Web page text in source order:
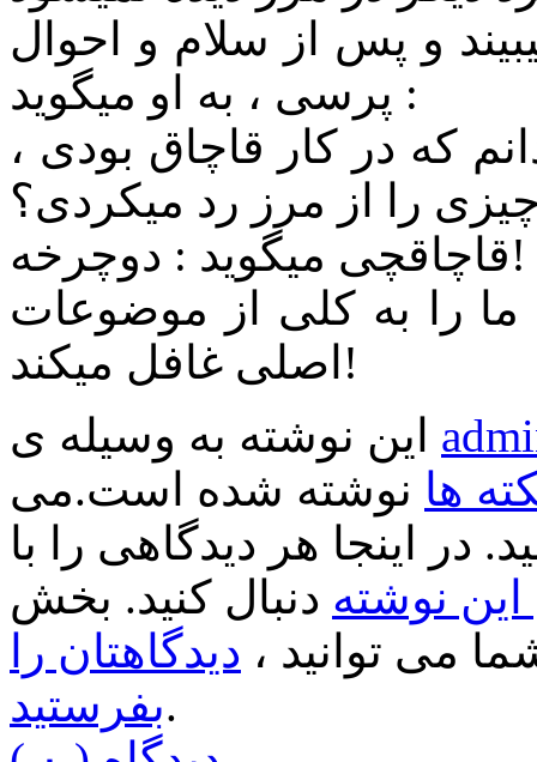
و پس از سلام و احوال
پرسی ، به او میگوید :
که در کار قاچاق بودی ،
را از مرز رد میکردی؟
قاچاقچی میگوید : دوچرخه!
را به کلی از موضوعات
اصلی غافل میکند!
ها نوشته شده است.می
در اینجا هر دیدگاهی را با
نوشته دنبال کنید. بخش
می توانید ، دیدگاهتان را
بفرستید.